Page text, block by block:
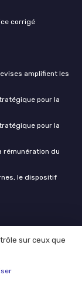
corrigé
amplifient les
pour la
pour la
rémunération du
le dispositif
sur ceux que